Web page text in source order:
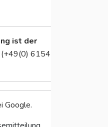
ist der
(+49(0) 6154
Google.